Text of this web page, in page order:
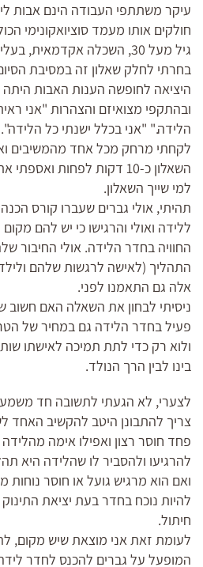
עיקר משתתפי העבודה הינם אבות
חולקים אותו מעמד סוציואקונימי
גיל מעל 30, השכלה אקדמאית, בעלי משכורת מעל הממוצע.
בחרתי לחלק שאלון זה במסיבת
הלידה." "אני בכלל ישנתי כל הלידה".
לקחתי מרחק מכל אחד מהמשיבים
השאלון כ-10 דקות לפחות
למי שייך השאלון.
תהיתי, אולי גברים שעברו קורס הכנה
ללידה ואולי והרגישו כי יש להם
החוויה בחדר הלידה. אולי החיבור
התהליך (לאישה לרגשות שלהם
אלה גם התאמנו לפני.
ניסיתי לבחון את השאלה האם חשוב
פעיל בחדר הלידה גם במחיר של
בינו לבין הרך הנולד.
לצערי, לא הגעתי לתשובה חד
צריך להתבונן היטב להקשיב האחד
פחד חוסר רצון ואפילו אימה
להרגיעו ולהסביר לו שהלידה היא
ואם הוא מרגיש גועל או חוסר נוחות
להיות נוכח בחדר בעת יציאת
חיתול.
לעומת זאת אני מוצאת שיש מקום,
המופעל על גברים להכנס לחדר